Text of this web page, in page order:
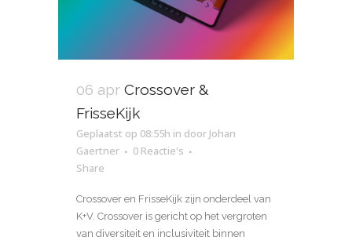
06 apr Crossover &
FrisseKijk
Geplaatst op 08:55h in door Johan
Gaertner
0 Reactie's
Share
Crossover en FrisseKijk zijn onderdeel van
K+V. Crossover is gericht op het vergroten
van diversiteit en inclusiviteit binnen